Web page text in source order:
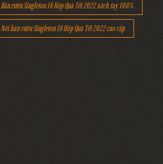
Bán rượu Singleton 18 Hộp Quà Tết 2022 xách tay 100%
Nơi bán rượu Singleton 18 Hộp Quà Tết 2022 cao cấp